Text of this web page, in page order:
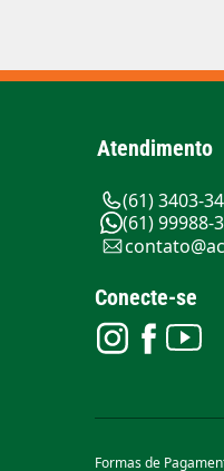
Atendimento
(61) 3403-
(61) 99988-
Conecte-se
Formas de